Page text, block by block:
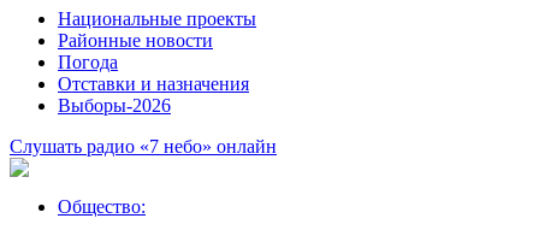
Национальные проекты
Районные новости
Погода
Отставки и назначения
Выборы-2026
Слушать радио «7 небо» онлайн
Общество: